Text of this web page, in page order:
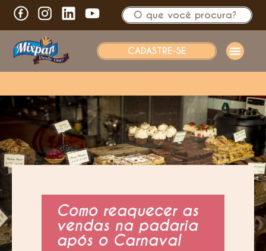
CADASTRE-SE
Como reaquecer as
vendas na padaria
após o Carnaval